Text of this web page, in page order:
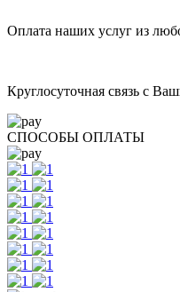
Оплата наших услуг из
Круглосуточная связь с
СПОСОБЫ ОПЛАТЫ